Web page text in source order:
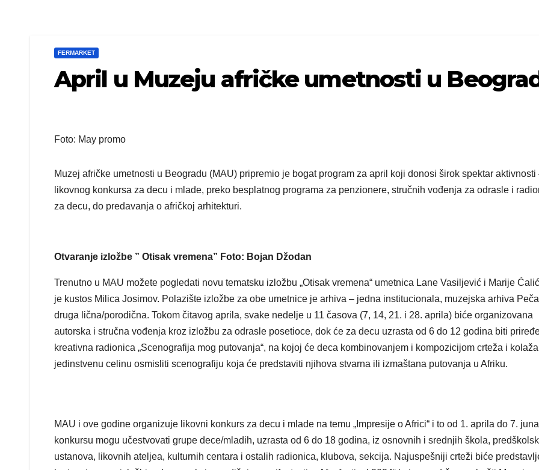
FERMARKET
April u Muzeju afričke umetnosti u
Foto: May promo
Muzej afričke umetnosti u Beogradu (MAU) pripremio je bogat program za april koji donosi širok spektar aktivnosti
likovnog konkursa za decu i mlade, preko besplatnog programa za penzionere, stručnih vođenja za odrasle i
za decu, do predavanja o afričkoj arhitekturi.
Otvaranje izložbe ” Otisak vremena” Foto: Bojan Džodan
Trenutno u MAU možete pogledati novu tematsku izložbu „Otisak vremena“ umetnica Lane Vasiljević i Marije
je kustos Milica Josimov. Polazište izložbe za obe umetnice je arhiva – jedna institucionala, muzejska arhiva
druga lična/porodična. Tokom čitavog aprila, svake nedelje u 11 časova (7, 14, 21. i 28. aprila) biće organizovana
autorska i stručna vođenja kroz izložbu za odrasle posetioce, dok će za decu uzrasta od 6 do 12 godina biti
kreativna radionica „Scenografija mog putovanja“, na kojoj će deca kombinovanjem i kompozicijom crteža i
jedinstvenu celinu osmisliti scenografiju koja će predstaviti njihova stvarna ili izmaštana putovanja u Afriku.
MAU i ove godine organizuje likovni konkurs za decu i mlade na temu „Impresije o Africi“ i to od 1. aprila do 7.
konkursu mogu učestvovati grupe dece/mladih, uzrasta od 6 do 18 godina, iz osnovnih i srednjih škola,
ustanova, likovnih ateljea, kulturnih centara i ostalih radionica, klubova, sekcija. Najuspešniji crteži biće
Odiseja
inspiriše
putovanje
širom sveta —
deset